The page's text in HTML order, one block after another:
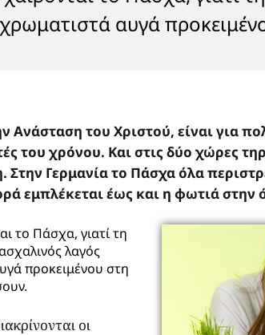
αυγά
Ανάσταση του Χριστού, είναι για
του χρόνου. Και στις δύο χώρες
Γερμανία το Πάσχα όλα
εμπλέκεται έως και η φωτιά στην
το Πάσχα, γιατί τη
λαγός
προκειμένου στη
οι